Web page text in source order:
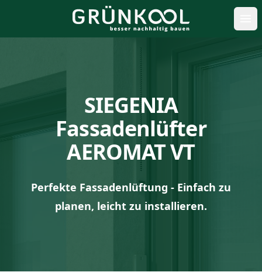
SIEGENIA
Fassadenlüfter
AEROMAT VT
Perfekte Fassadenlüftung - Einfach zu
planen, leicht zu installieren.